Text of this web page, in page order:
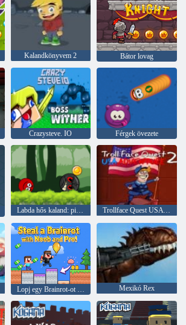
Kalandkönyvem 2 Bátor lovag
Crazysteve. IO Férgek övezete
Labda hős kaland: piros ugráló labda Trollface Quest USA Adventure 2
Mexikó Rex